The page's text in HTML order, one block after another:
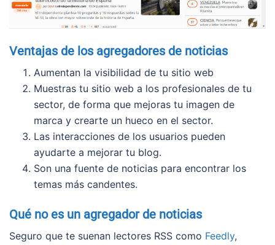
Ventajas de los agregadores de noticias
Aumentan la visibilidad de tu sitio web
Muestras tu sitio web a los profesionales de tu
sector, de forma que mejoras tu imagen de
marca y crearte un hueco en el sector.
Las interacciones de los usuarios pueden
ayudarte a mejorar tu blog.
Son una fuente de noticias para encontrar los
temas más candentes.
Qué no es un agregador de noticias
Seguro que te suenan lectores RSS como Feedly,